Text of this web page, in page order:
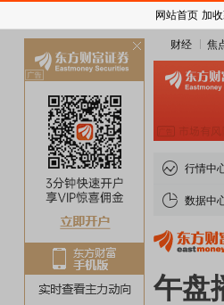
财经 焦
行情中
数据中
午盘
网站首页 加